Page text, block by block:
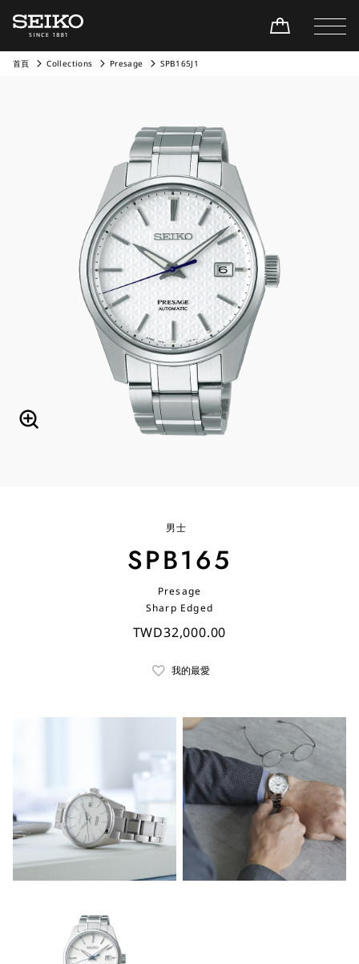
首頁 Collections Presage SPB165J1
男士
SPB165
Presage
Sharp Edged
TWD32,000.00
我的最愛